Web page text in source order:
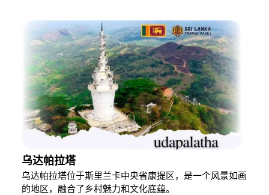
乌达帕拉塔
乌达帕拉塔位于斯里兰卡中央省康提区，是一个风景如画
的地区，融合了乡村魅力和文化底蕴。